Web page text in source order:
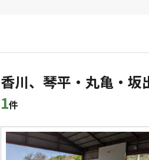
香川、琴平・丸亀・坂
1件
検索結果